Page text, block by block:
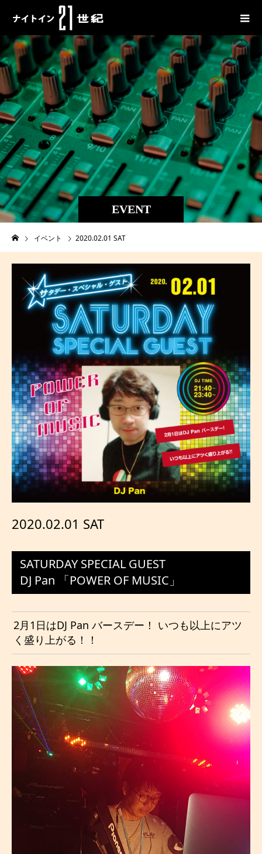
EVENT
イベント 2020.02.01 SAT
2020.02.01 SAT
SATURDAY SPECIAL GUEST
DJ Pan 「POWER OF MUSIC」
2月1日はDJ Pan バースデー！ いつも以上にアツ
く盛り上がる！！